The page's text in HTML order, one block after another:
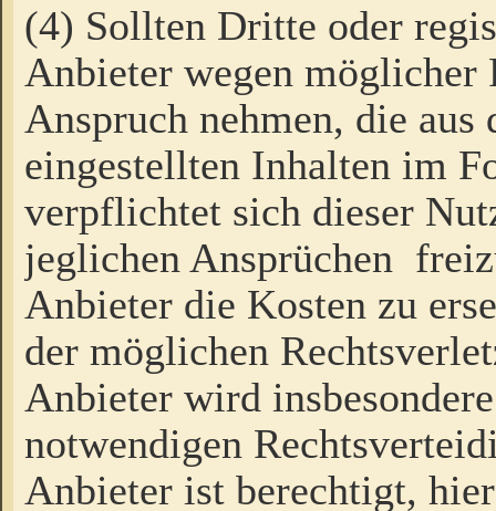
(4) Sollten Dritte oder
Anbieter wegen möglicher
Anspruch nehmen, die
eingestellten Inhalten im
verpflichtet sich dieser
jeglichen Ansprüchen
Anbieter die Kosten zu
der möglichen
Anbieter wird
notwendigen
Anbieter ist berechtigt,